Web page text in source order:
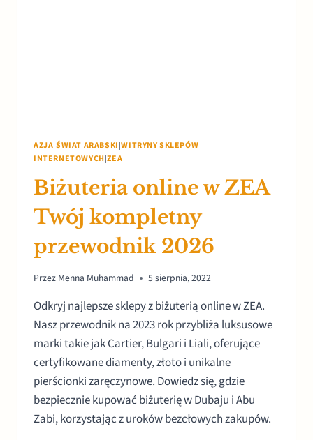
AZJA|ŚWIAT ARABSKI|WITRYNY SKLEPÓW
INTERNETOWYCH|ZEA
Biżuteria online w ZEA
Twój kompletny
przewodnik 2026
Przez Menna Muhammad 5 sierpnia, 2022
Odkryj najlepsze sklepy z biżuterią online w ZEA.
Nasz przewodnik na 2023 rok przybliża luksusowe
marki takie jak Cartier, Bulgari i Liali, oferujące
certyfikowane diamenty, złoto i unikalne
pierścionki zaręczynowe. Dowiedz się, gdzie
bezpiecznie kupować biżuterię w Dubaju i Abu
Zabi, korzystając z uroków bezcłowych zakupów.